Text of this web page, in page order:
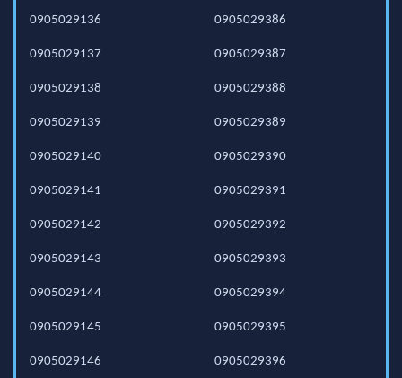
0905029136
0905029137
0905029138
0905029139
0905029140
0905029141
0905029142
0905029143
0905029144
0905029145
0905029146
0905029386
0905029387
0905029388
0905029389
0905029390
0905029391
0905029392
0905029393
0905029394
0905029395
0905029396